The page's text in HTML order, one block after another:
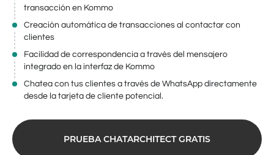
transacción en Kommo
Creación automática de transacciones al contactar con
clientes
Facilidad de correspondencia a través del mensajero
integrado en la interfaz de Kommo
Chatea con tus clientes a través de WhatsApp directamente
desde la tarjeta de cliente potencial.
PRUEBA CHATARCHITECT GRATIS